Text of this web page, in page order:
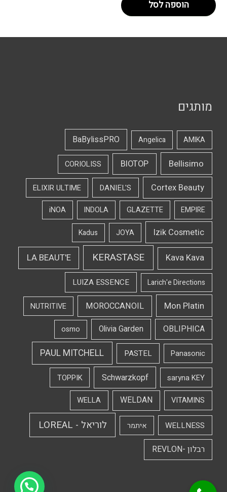
הוספה לסל
מותגים
AMIKA
Angelica
BaBylissPRO
Bellisimo
BIOTOP
CORIOLISS
Cortex Beauty
DANIEL'S
ELIXIR ULTIME
EMPIRE
GLAZETTE
INDOLA
iNOA
Izik Cosmetic
JOYA
Kadus
Kava Kava
KERASTASE
LA BEAUT'E
Larich'e Directions
LUIZA ESSENCE
Mon Platin
MOROCCANOIL
NUTRITIVE
OBLIPHICA
Olivia Garden
osmo
Panasonic
PASTEL
PAUL MITCHELL
saryna KEY
Schwarzkopf
TOPPIK
VITAMINS
WELDAN
WELLA
WELLNESS איתמר לוריאל - LOREAL
רבלון -REVLON